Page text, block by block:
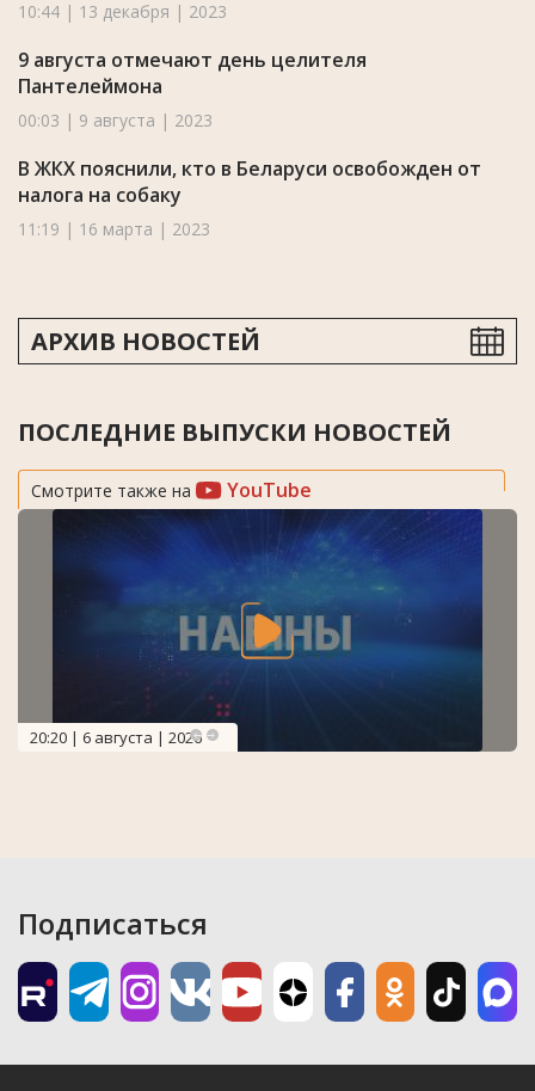
10:44 | 13 декабря | 2023
9 августа отмечают день целителя
Пантелеймона
00:03 | 9 августа | 2023
В ЖКХ пояснили, кто в Беларуси освобожден от
налога на собаку
11:19 | 16 марта | 2023
АРХИВ НОВОСТЕЙ
ПОСЛЕДНИЕ ВЫПУСКИ НОВОСТЕЙ
Смотрите также на YouTube
20:20 | 6 августа | 2026
Подписаться